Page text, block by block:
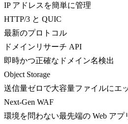
IP アドレスを簡単に管理
HTTP/3 と QUIC
最新のプロトコル
ドメインリサーチ API
即時かつ正確なドメイン名検出
Object Storage
送信量ゼロで大容量ファイルにエ
Next-Gen WAF
環境を問わない最先端の Web ア